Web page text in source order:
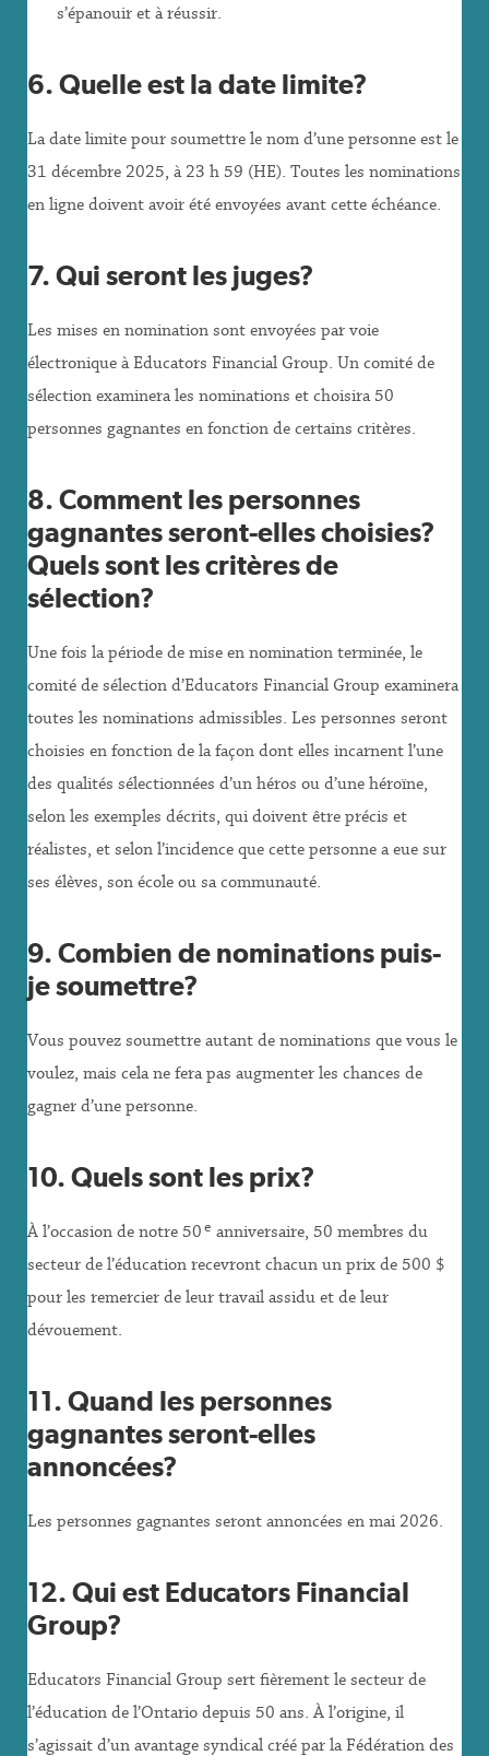
s’épanouir et à réussir.
6. Quelle est la date limite?
La date limite pour soumettre le nom d’une personne est le
31 décembre 2025, à 23 h 59 (HE). Toutes les nominations
en ligne doivent avoir été envoyées avant cette échéance.
7. Qui seront les juges?
Les mises en nomination sont envoyées par voie
électronique à Educators Financial Group. Un comité de
sélection examinera les nominations et choisira 50
personnes gagnantes en fonction de certains critères.
8. Comment les personnes
gagnantes seront-elles choisies?
Quels sont les critères de
sélection?
Une fois la période de mise en nomination terminée, le
comité de sélection d’Educators Financial Group examinera
toutes les nominations admissibles. Les personnes seront
choisies en fonction de la façon dont elles incarnent l’une
des qualités sélectionnées d’un héros ou d’une héroïne,
selon les exemples décrits, qui doivent être précis et
réalistes, et selon l’incidence que cette personne a eue sur
ses élèves, son école ou sa communauté.
9. Combien de nominations puis-
je soumettre?
Vous pouvez soumettre autant de nominations que vous le
voulez, mais cela ne fera pas augmenter les chances de
gagner d’une personne.
10. Quels sont les prix?
À l’occasion de notre 50e anniversaire, 50 membres du
secteur de l’éducation recevront chacun un prix de 500 $
pour les remercier de leur travail assidu et de leur
dévouement.
11. Quand les personnes
gagnantes seront-elles
annoncées?
Les personnes gagnantes seront annoncées en mai 2026.
12. Qui est Educators Financial
Group?
Educators Financial Group sert fièrement le secteur de
l’éducation de l’Ontario depuis 50 ans. À l’origine, il
s’agissait d’un avantage syndical créé par la Fédération des